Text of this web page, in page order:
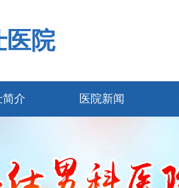
医院
简介 医院新闻